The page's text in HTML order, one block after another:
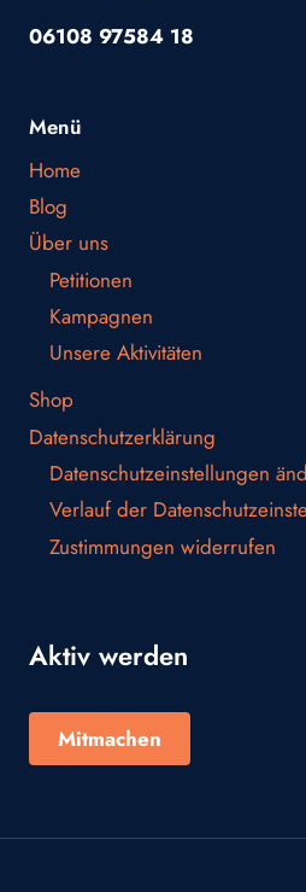
06108 97584 18
Menü
Home
Blog
Über uns
Petitionen
Kampagnen
Unsere Aktivitäten
Shop
Datenschutzerklärung
Datenschutzeinstellungen
Verlauf der
Zustimmungen widerrufen
Aktiv werden
Mitmachen